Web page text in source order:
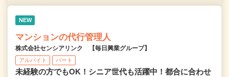
NEW
マンションの代行管理人
株式会社センシアリンク 【毎日興業グループ】
アルバイト パート
未経験の方でもOK！シニア世代も活躍中！都合に合わせ